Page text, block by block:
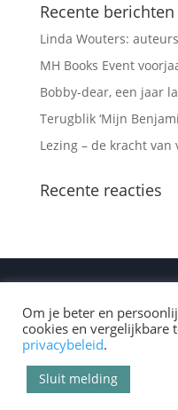
Recente berichten
Linda Wouters:
MH Books Event
Bobby-dear, een jaar
Terugblik ‘Mijn
Lezing – de kracht van
Recente reacties
Om je beter en
cookies en vergelijkbare
privacybeleid.
Sluit melding